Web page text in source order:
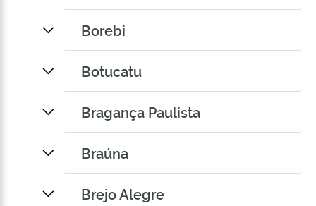
Borebi
Botucatu
Bragança Paulista
Braúna
Brejo Alegre